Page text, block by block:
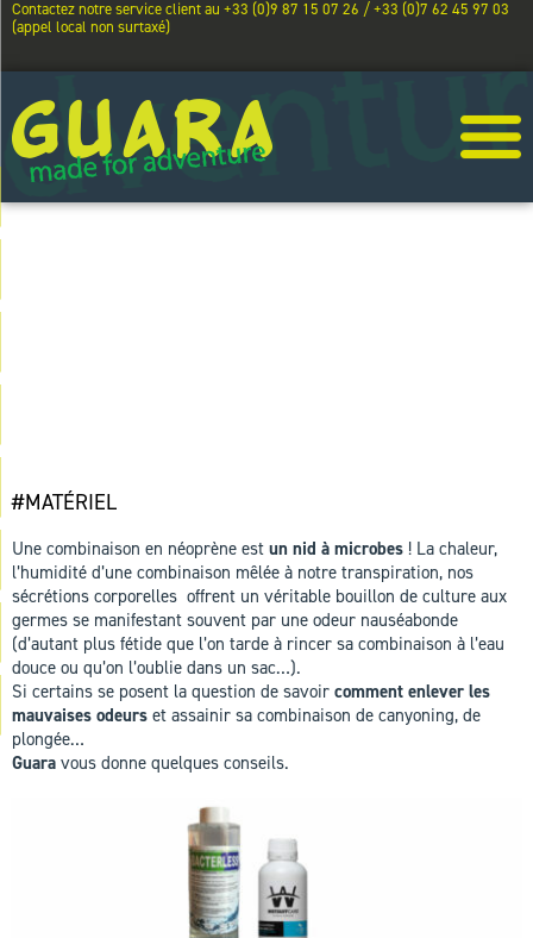
Contactez notre service client au +33 (0)9 87 15 07 26 / +33 (0)7 62 45 97 03
(appel local non surtaxé)
#MATÉRIEL
Une combinaison en néoprène est un nid à microbes ! La chaleur,
l’humidité d’une combinaison mêlée à notre transpiration, nos
sécrétions corporelles offrent un véritable bouillon de culture aux
germes se manifestant souvent par une odeur nauséabonde
(d’autant plus fétide que l’on tarde à rincer sa combinaison à l’eau
douce ou qu’on l’oublie dans un sac…).
Si certains se posent la question de savoir comment enlever les
mauvaises odeurs et assainir sa combinaison de canyoning, de
plongée…
Guara vous donne quelques conseils.